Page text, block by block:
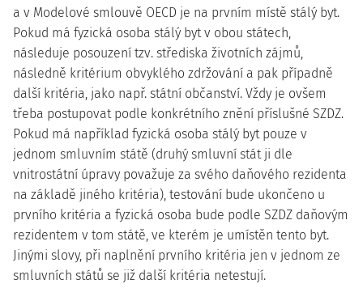
a v Modelové smlouvě OECD je na prvním místě stálý byt.
Pokud má fyzická osoba stálý byt v obou státech,
následuje posouzení tzv. střediska životních zájmů,
následně kritérium obvyklého zdržování a pak případně
další kritéria, jako např. státní občanství. Vždy je ovšem
třeba postupovat podle konkrétního znění příslušné SZDZ.
Pokud má například fyzická osoba stálý byt pouze v
jednom smluvním státě (druhý smluvní stát ji dle
vnitrostátní úpravy považuje za svého daňového rezidenta
na základě jiného kritéria), testování bude ukončeno u
prvního kritéria a fyzická osoba bude podle SZDZ daňovým
rezidentem v tom státě, ve kterém je umístěn tento byt.
Jinými slovy, při naplnění prvního kritéria jen v jednom ze
smluvních států se již další kritéria netestují.